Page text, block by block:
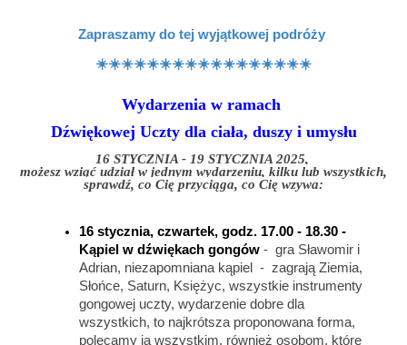
Zapraszamy do tej wyjątkowej podróży
☀️☀️☀️☀️☀️☀️☀️☀️☀️☀️☀️☀️☀️☀️☀️☀️☀️
Wydarzenia w ramach
Dźwiękowej Uczty dla ciała, duszy i umysłu
16 STYCZNIA - 19 STYCZNIA 2025,
możesz wziąć udział w jednym wydarzeniu, kilku lub wszystkich,
sprawdź, co Cię przyciąga, co Cię wzywa:
16 stycznia, czwartek, godz. 17.00 - 18.30 -
Kąpiel w dźwiękach gongów- gra Sławomir i
Adrian, niezapomniana kąpiel - zagrają Ziemia,
Słońce, Saturn, Księżyc, wszystkie instrumenty
gongowej uczty, wydarzenie dobre dla
wszystkich, to najkrótsza proponowana forma,
polecamy ją wszystkim, również osobom, które